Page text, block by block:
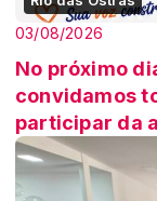
03/08/2026
No próximo
convidamos
participar da